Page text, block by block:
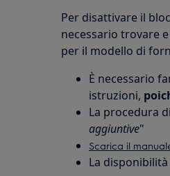
Per disattivare il
necessario trovare
per il modello di
È necessario
istruzioni,
La procedura
aggiuntive"
Scarica il
La